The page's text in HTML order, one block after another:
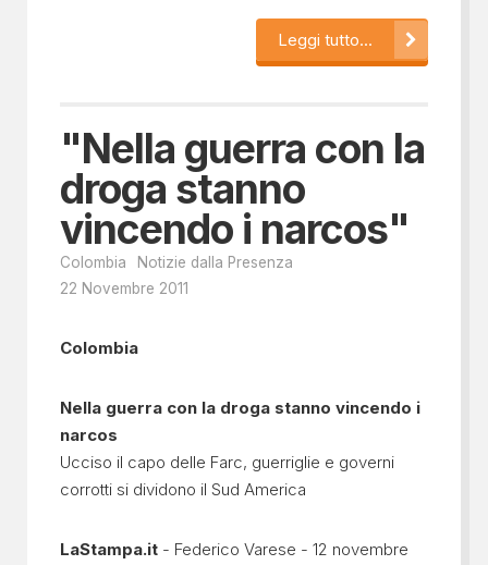
Leggi tutto...
"Nella guerra con la
droga stanno
vincendo i narcos"
Colombia
Notizie dalla Presenza
22 Novembre 2011
Colombia
Nella guerra con la droga stanno vincendo i
narcos
Ucciso il capo delle Farc, guerriglie e governi
corrotti si dividono il Sud America
LaStampa.it- Federico Varese - 12 novembre